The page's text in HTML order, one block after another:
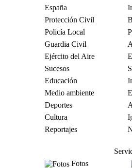
España
Protección Civil
Policía Local
Guardia Civil
Ejército del Aire
Sucesos
Educación
Medio ambiente
Deportes
Cultura
Reportajes
Fotos